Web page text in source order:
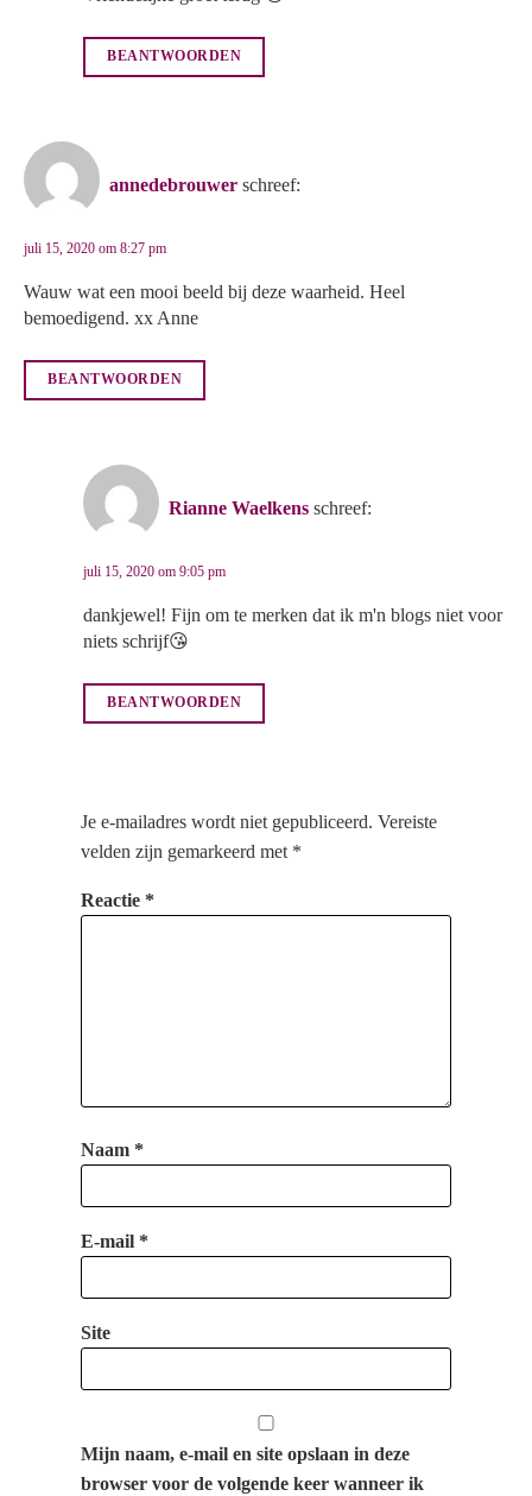
BEANTWOORDEN
annedebrouwer schreef:
juli 15, 2020 om 8:27 pm
Wauw wat een mooi beeld bij deze waarheid. Heel
bemoedigend. xx Anne
BEANTWOORDEN
Rianne Waelkens schreef:
juli 15, 2020 om 9:05 pm
dankjewel! Fijn om te merken dat ik m'n blogs niet voor
niets schrijf😘
BEANTWOORDEN
Je e-mailadres wordt niet gepubliceerd. Vereiste
velden zijn gemarkeerd met *
Reactie *
Naam *
E-mail *
Site
Mijn naam, e-mail en site opslaan in deze
browser voor de volgende keer wanneer ik